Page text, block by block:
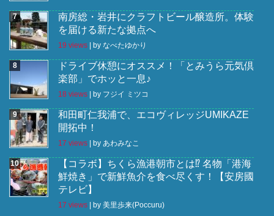
南房総・岩井にクラフトビール醸造所。体験
を届ける新たな拠点へ
19 views by なべたゆかり
ドライブ休憩にオススメ！「とみうら元気倶
楽部」でホッと一息♪
18 views by フジイ ミツコ
和田町仁我浦で、エコヴィレッジUMIKAZE
開拓中！
17 views by あわみなこ
【コラボ】ちくら漁港朝市とは⁉︎ 名物「港海
鮮焼き」で新鮮魚介を食べ尽くす！【安房國
テレビ】
17 views by 美里歩来(Poccuru)